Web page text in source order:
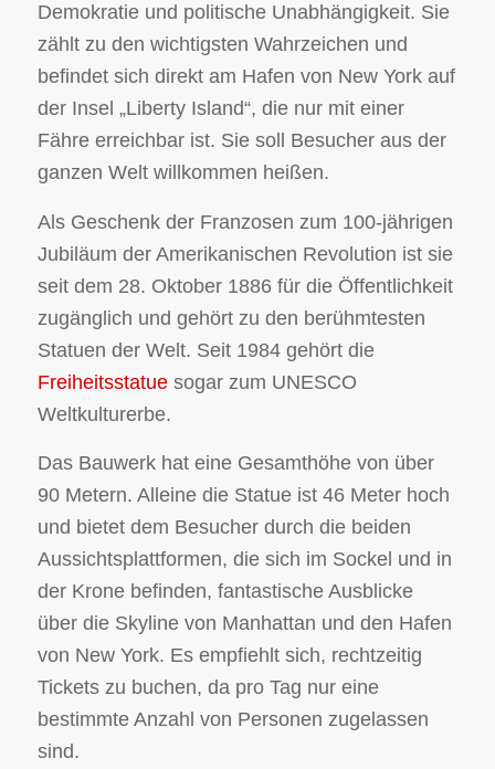
Demokratie und politische Unabhängigkeit. Sie
zählt zu den wichtigsten Wahrzeichen und
befindet sich direkt am Hafen von New York auf
der Insel „Liberty Island“, die nur mit einer
Fähre erreichbar ist. Sie soll Besucher aus der
ganzen Welt willkommen heißen.
Als Geschenk der Franzosen zum 100-jährigen
Jubiläum der Amerikanischen Revolution ist sie
seit dem 28. Oktober 1886 für die Öffentlichkeit
zugänglich und gehört zu den berühmtesten
Statuen der Welt. Seit 1984 gehört die
Freiheitsstatuesogar zum UNESCO
Weltkulturerbe.
Das Bauwerk hat eine Gesamthöhe von über
90 Metern. Alleine die Statue ist 46 Meter hoch
und bietet dem Besucher durch die beiden
Aussichtsplattformen, die sich im Sockel und in
der Krone befinden, fantastische Ausblicke
über die Skyline von Manhattan und den Hafen
von New York. Es empfiehlt sich, rechtzeitig
Tickets zu buchen, da pro Tag nur eine
bestimmte Anzahl von Personen zugelassen
sind.